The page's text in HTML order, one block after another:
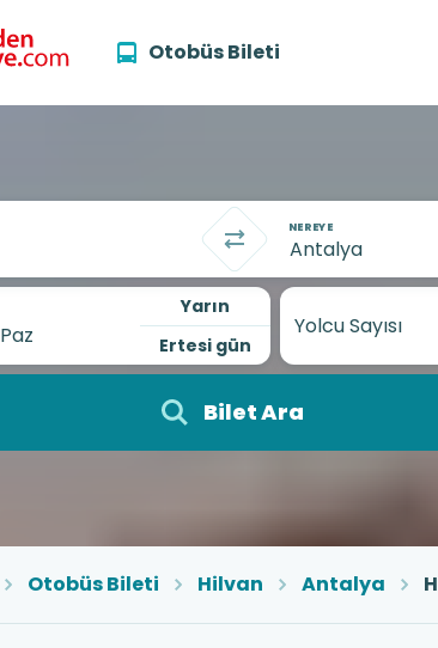
Otobüs Bileti
NEREYE
Yarın
Ertesi gün
Yolcu Sayısı
Bilet Ara
Otobüs Bileti Hilvan Antalya